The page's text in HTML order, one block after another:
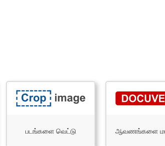
படங்களை வெட்டு ஆவணங்களை